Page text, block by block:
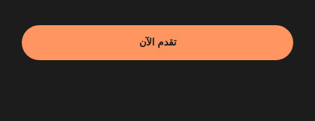
تقدم الآن